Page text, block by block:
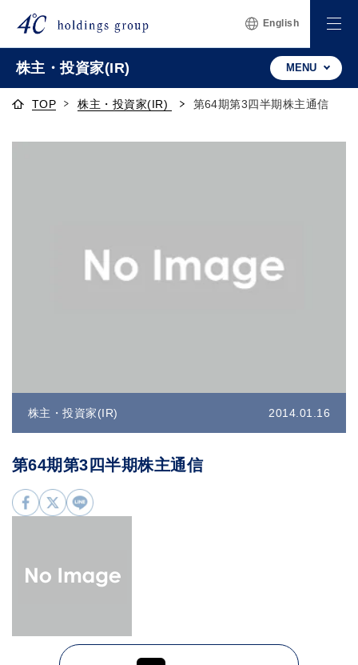
English
株主・投資家(IR) MENU
TOP 株主・投資家(IR) 第64期第3四半期株主通信
株主・投資家(IR) 2014.01.16
第64期第3四半期株主通信